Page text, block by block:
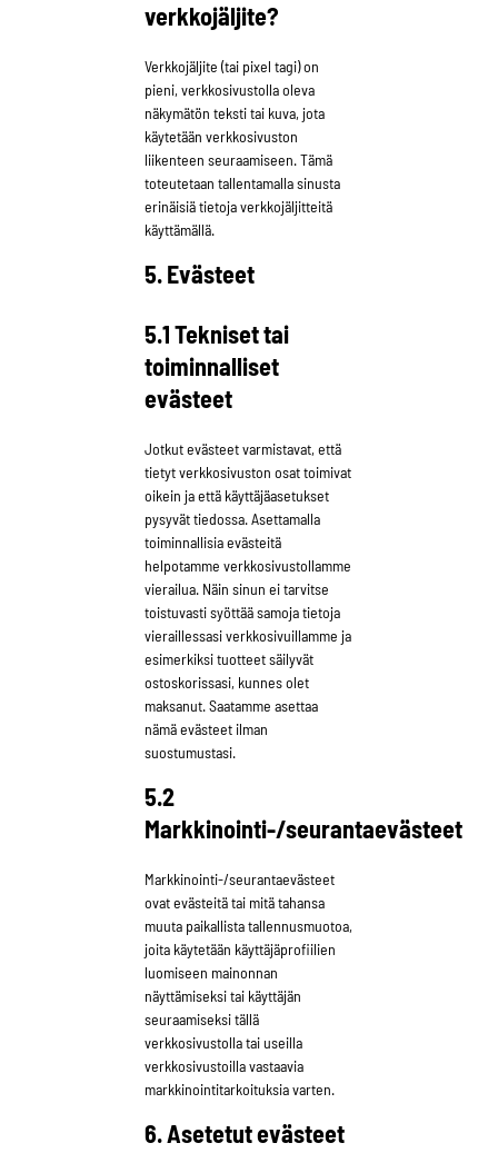
verkkojäljite?
Verkkojäljite (tai pixel tagi) on
pieni, verkkosivustolla oleva
näkymätön teksti tai kuva, jota
käytetään verkkosivuston
liikenteen seuraamiseen. Tämä
toteutetaan tallentamalla sinusta
erinäisiä tietoja verkkojäljitteitä
käyttämällä.
5. Evästeet
5.1 Tekniset tai
toiminnalliset
evästeet
Jotkut evästeet varmistavat, että
tietyt verkkosivuston osat toimivat
oikein ja että käyttäjäasetukset
pysyvät tiedossa. Asettamalla
toiminnallisia evästeitä
helpotamme verkkosivustollamme
vierailua. Näin sinun ei tarvitse
toistuvasti syöttää samoja tietoja
vieraillessasi verkkosivuillamme ja
esimerkiksi tuotteet säilyvät
ostoskorissasi, kunnes olet
maksanut. Saatamme asettaa
nämä evästeet ilman
suostumustasi.
5.2
Markkinointi-/seurantaevästeet
Markkinointi-/seurantaevästeet
ovat evästeitä tai mitä tahansa
muuta paikallista tallennusmuotoa,
joita käytetään käyttäjäprofiilien
luomiseen mainonnan
näyttämiseksi tai käyttäjän
seuraamiseksi tällä
verkkosivustolla tai useilla
verkkosivustoilla vastaavia
markkinointitarkoituksia varten.
6. Asetetut evästeet